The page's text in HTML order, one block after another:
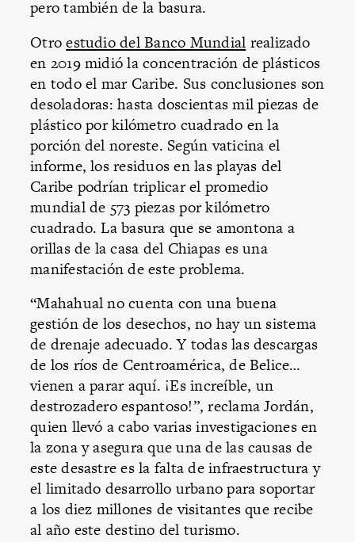
pero también de la basura.
Otroestudio del Banco Mundial realizado
en 2019 midió la concentración de plásticos
en todo el mar Caribe. Sus conclusiones son
desoladoras: hasta doscientas mil piezas de
plástico por kilómetro cuadrado en la
porción del noreste. Según vaticina el
informe, los residuos en las playas del
Caribe podrían triplicar el promedio
mundial de 573 piezas por kilómetro
cuadrado. La basura que se amontona a
orillas de la casa del Chiapas es una
manifestación de este problema.
“Mahahual no cuenta con una buena
gestión de los desechos, no hay un sistema
de drenaje adecuado. Y todas las descargas
de los ríos de Centroamérica, de Belice…
vienen a parar aquí. ¡Es increíble, un
destrozadero espantoso!”, reclama Jordán,
quien llevó a cabo varias investigaciones en
la zona y asegura que una de las causas de
este desastre es la falta de infraestructura y
el limitado desarrollo urbano para soportar
a los diez millones de visitantes que recibe
al año este destino del turismo.